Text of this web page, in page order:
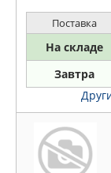
Поставка
На складе
Завтра